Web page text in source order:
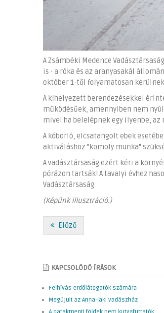
A Zsámbéki Medence
is - a róka és az aranyasakál
október 1-től folyamatosan
A kihelyezett berendezésekkel
működésűek, amennyiben nem
mivel ha belelépnek egy ilyenbe,
A kóborló, elcsatangolt ebek
aktiváláshoz "komoly munka"
A vadásztársaság ezért kéri a
pórázon tartsák! A tavalyi évhez
Vadásztársaság.
(Képünk illusztráció.)
Előző
KAPCSOLÓDÓ ÍRÁSOK
Felhívás erdőlátogatók számára
Megújult az Anna-laki vadászház